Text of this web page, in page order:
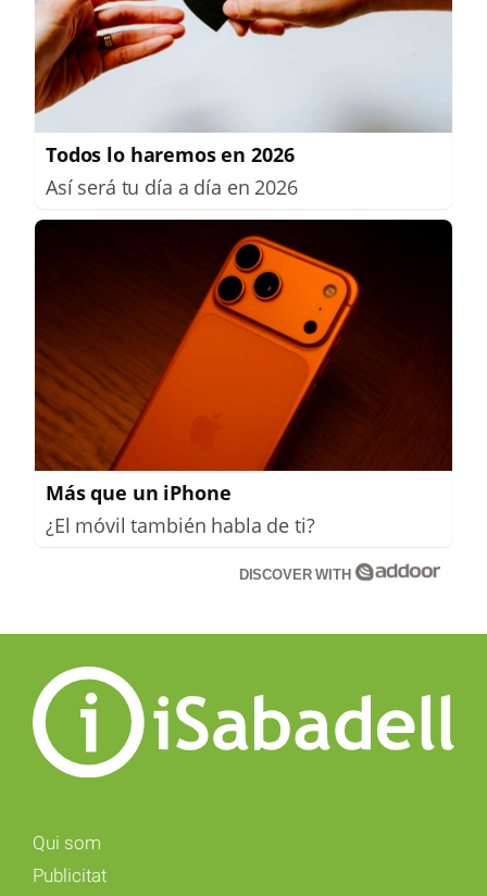
Todos lo haremos en 2026
Así será tu día a día en 2026
Más que un iPhone
¿El móvil también habla de ti?
DISCOVER WITH
Qui som
Publicitat